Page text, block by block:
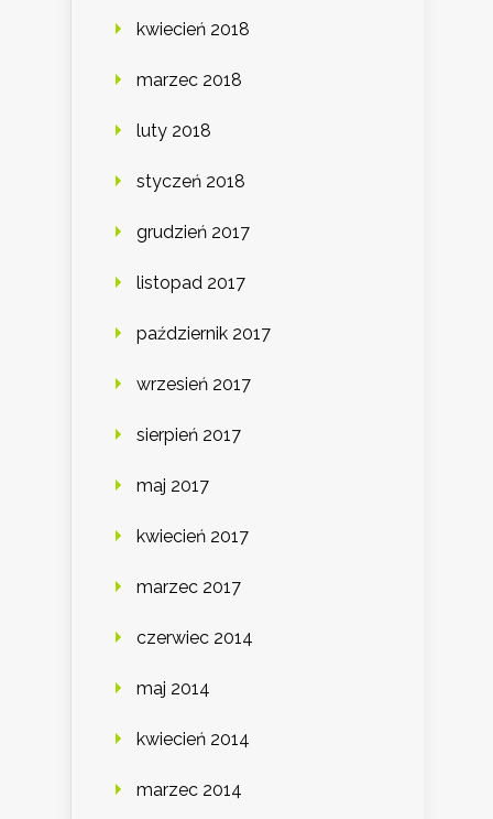
kwiecień 2018
marzec 2018
luty 2018
styczeń 2018
grudzień 2017
listopad 2017
październik 2017
wrzesień 2017
sierpień 2017
maj 2017
kwiecień 2017
marzec 2017
czerwiec 2014
maj 2014
kwiecień 2014
marzec 2014